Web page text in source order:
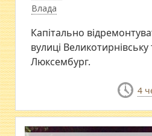
Влада
Капітально
вулиці
Люксембург.
4